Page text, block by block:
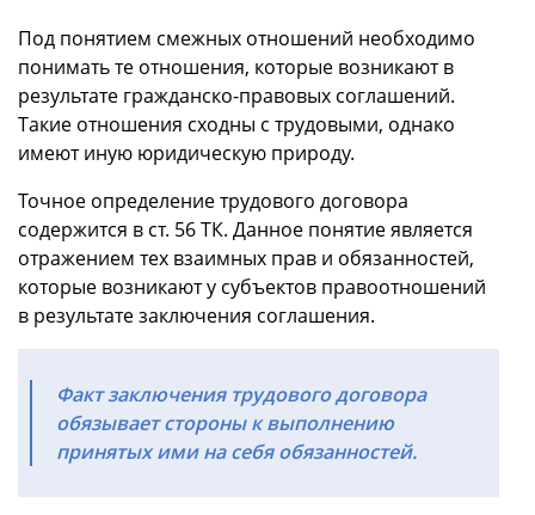
Под понятием смежных отношений необходимо
понимать те отношения, которые возникают в
результате гражданско-правовых соглашений.
Такие отношения сходны с трудовыми, однако
имеют иную юридическую природу.
Точное определение трудового договора
содержится в ст. 56 ТК. Данное понятие является
отражением тех взаимных прав и обязанностей,
которые возникают у субъектов правоотношений
в результате заключения соглашения.
Факт заключения трудового договора
обязывает стороны к выполнению
принятых ими на себя обязанностей.